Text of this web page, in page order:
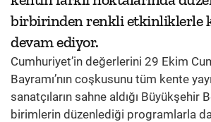
birbirinden renkli etkinliklerle
devam ediyor.
Cumhuriyet’in değerlerini 29 Ekim
Bayramı’nın coşkusunu tüm kente
sanatçıların sahne aldığı Büyükşehir
birimlerin düzenlediği programlarla